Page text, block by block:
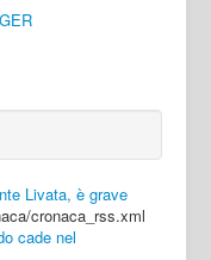
Livata, è grave
cronaca_rss.xml
cade nel